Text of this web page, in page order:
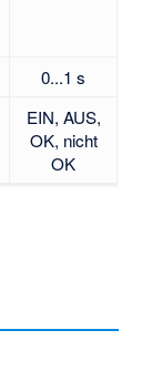
0...1 s
EIN, AUS,
OK, nicht
OK